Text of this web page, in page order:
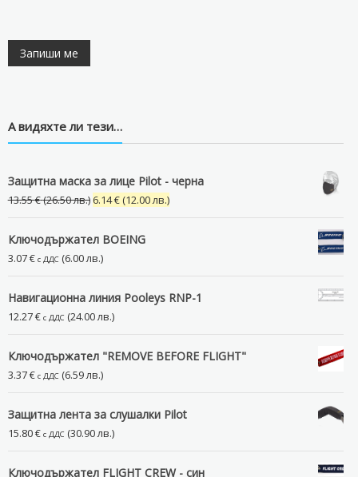
А видяхте ли тези…
Защитна маска за лице Pilot - черна
13.55€(26.50 лв.) Original
was:
13.55 €
6.14€(12.00 лв.)Текущата
лв.).
Ключодържател BOEING
3.07€ с ДДС (6.00 лв.)
Навигационна линия Pooleys RNP-1
12.27€ с ДДС (24.00 лв.)
Ключодържател "REMOVE BEFORE FLIGHT"
3.37€ с ДДС (6.59 лв.)
Защитна лента за слушалки Pilot
15.80€ с ДДС (30.90 лв.)
Ключодържател FLIGHT CREW - син